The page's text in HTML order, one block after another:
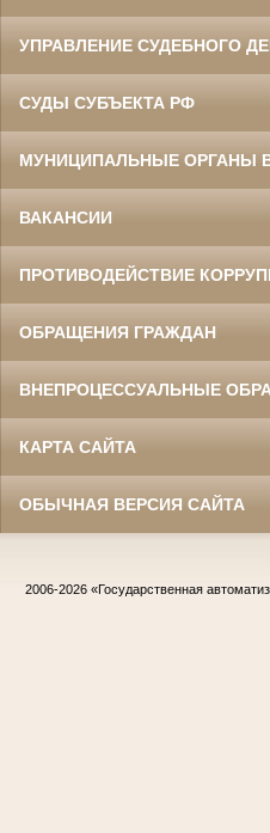
УПРАВЛЕНИЕ СУДЕБНОГО
СУДЫ СУБЪЕКТА РФ
МУНИЦИПАЛЬНЫЕ ОРГАНЫ
ВАКАНСИИ
ПРОТИВОДЕЙСТВИЕ
ОБРАЩЕНИЯ ГРАЖДАН
ВНЕПРОЦЕССУАЛЬНЫЕ
КАРТА САЙТА
ОБЫЧНАЯ ВЕРСИЯ САЙТА
2006-2026 «Государственная